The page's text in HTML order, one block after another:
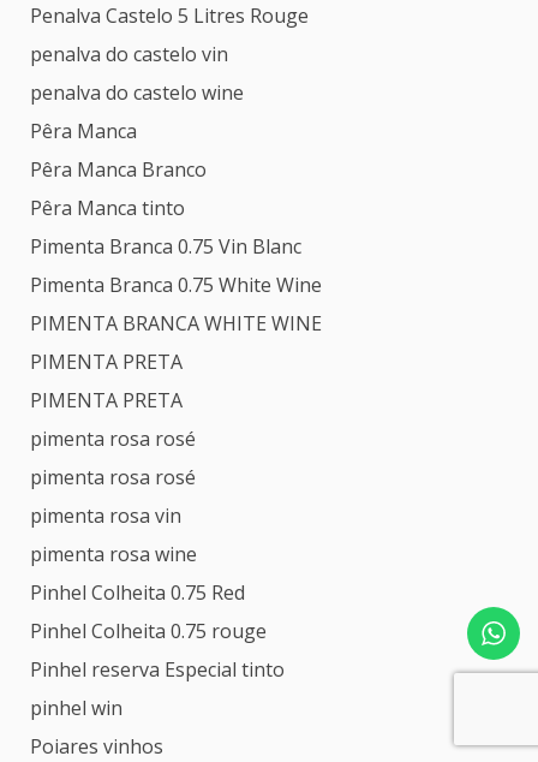
Penalva Castelo 5 Litres Rouge
penalva do castelo vin
penalva do castelo wine
Pêra Manca
Pêra Manca Branco
Pêra Manca tinto
Pimenta Branca 0.75 Vin Blanc
Pimenta Branca 0.75 White Wine
PIMENTA BRANCA WHITE WINE
PIMENTA PRETA
PIMENTA PRETA
pimenta rosa rosé
pimenta rosa rosé
pimenta rosa vin
pimenta rosa wine
Pinhel Colheita 0.75 Red
Pinhel Colheita 0.75 rouge
Pinhel reserva Especial tinto
pinhel win
Poiares vinhos